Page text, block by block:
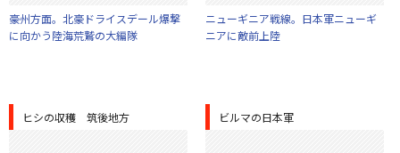
豪州方面。北豪ドライスデール爆撃
に向かう陸海荒鷲の大編隊
ニューギニア戦線。日本軍ニューギ
ニアに敵前上陸
ヒシの収穫 筑後地方 ビルマの日本軍